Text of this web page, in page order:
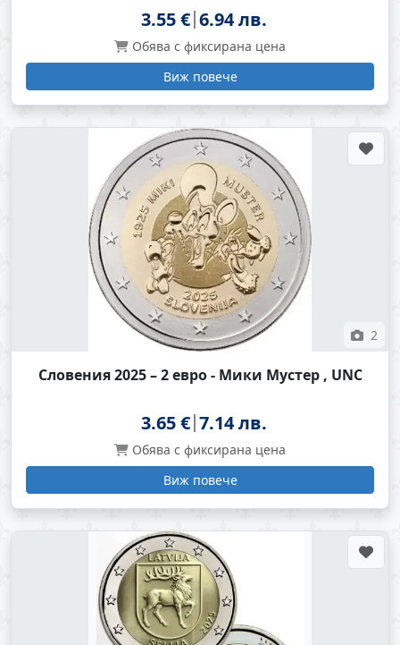
3.55 € 6.94 лв.
Обява с фиксирана цена
Виж повече
2
Словения 2025 – 2 евро - Мики Мустер , UNC
3.65 € 7.14 лв.
Обява с фиксирана цена
Виж повече